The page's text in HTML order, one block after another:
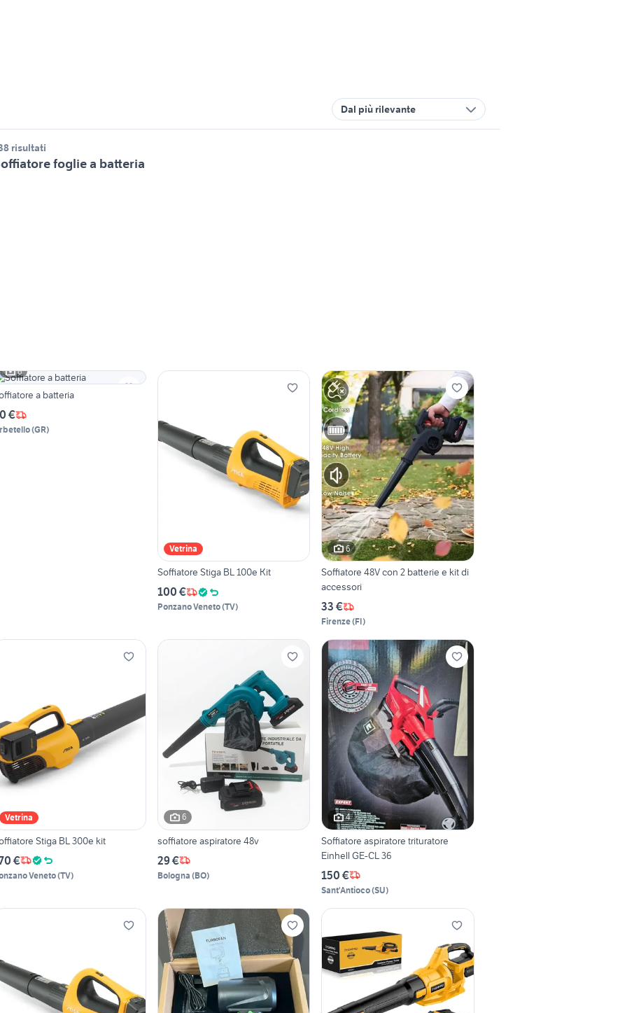
Dal più rilevante
risultati
foglie a batteria
6
a batteria
€
(GR)
Vetrina
Soffiatore Stiga BL 100e Kit
100 €
Ponzano Veneto(TV)
6
Soffiatore 48V con 2 batterie e kit di
accessori
33 €
Firenze(FI)
Vetrina
Stiga BL 300e kit
€
Veneto(TV)
6
soffiatore aspiratore 48v
29 €
Bologna (BO)
4
Soffiatore aspiratore trituratore
Einhell GE-CL 36
150 €
Sant'Antioco(SU)